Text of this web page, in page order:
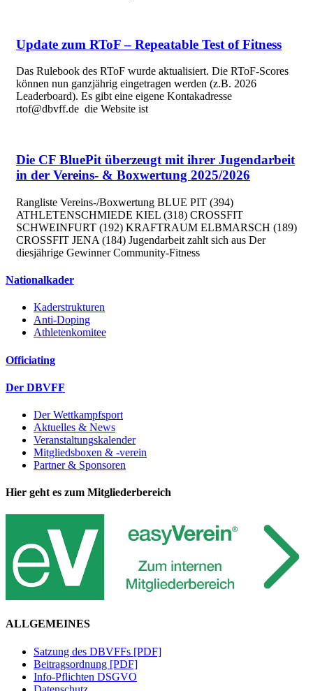
Update zum RToF – Repeatable Test of Fitness
Das Rulebook des RToF wurde aktualisiert. Die RToF-Scores
können nun ganzjährig eingetragen werden (z.B. 2026
Leaderboard). Es gibt eine eigene Kontakadresse
rtof@dbvff.de die Website ist
Die CF BluePit überzeugt mit ihrer Jugendarbeit
in der Vereins- & Boxwertung 2025/2026
Rangliste Vereins-/Boxwertung BLUE PIT (394)
ATHLETENSCHMIEDE KIEL (318) CROSSFIT
SCHWEINFURT (192) KRAFTRAUM ELBMARSCH (189)
CROSSFIT JENA (184) Jugendarbeit zahlt sich aus Der
diesjährige Gewinner Community-Fitness
Nationalkader
Kaderstrukturen
Anti-Doping
Athletenkomitee
Officiating
Der DBVFF
Der Wettkampfsport
Aktuelles & News
Veranstaltungskalender
Mitgliedsboxen & -verein
Partner & Sponsoren
Hier geht es zum Mitgliederbereich
ALLGEMEINES
Satzung des DBVFFs [PDF]
Beitragsordnung [PDF]
Info-Pflichten DSGVO